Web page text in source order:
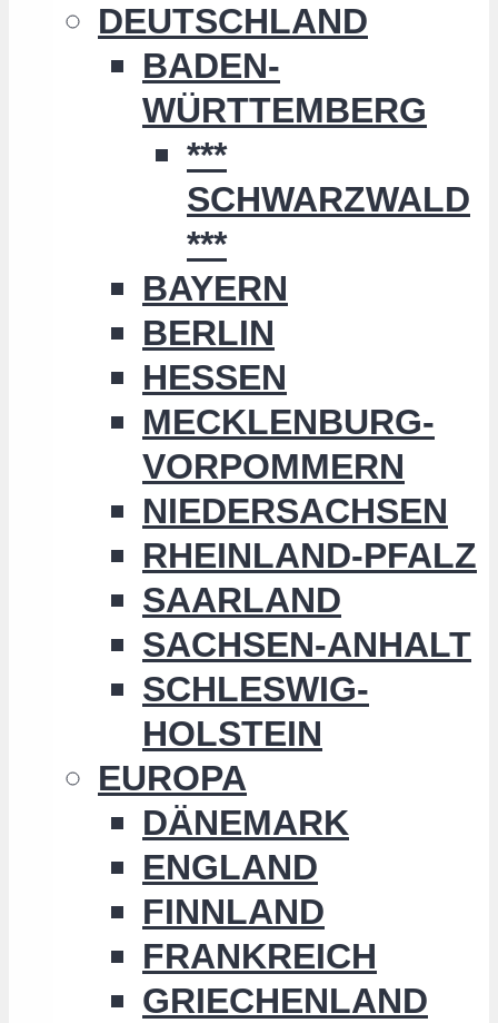
DEUTSCHLAND
BADEN-
WÜRTTEMBERG
***
SCHWARZWALD
***
BAYERN
BERLIN
HESSEN
MECKLENBURG-
VORPOMMERN
NIEDERSACHSEN
RHEINLAND-PFALZ
SAARLAND
SACHSEN-ANHALT
SCHLESWIG-
HOLSTEIN
EUROPA
DÄNEMARK
ENGLAND
FINNLAND
FRANKREICH
GRIECHENLAND